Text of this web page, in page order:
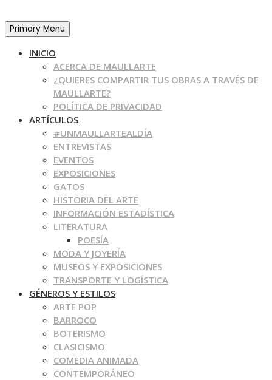
Primary Menu
INICIO
ACERCA DE MAULLARTE
¿QUIERES COMPARTIR TUS OBRAS A TRAVÉS DE
MAULLARTE?
POLÍTICA DE PRIVACIDAD
ARTÍCULOS
#UNMAULLARTEALDÍA
ENTREVISTAS
EVENTOS
EXPOSICIONES
GATOS
HISTORIA DEL ARTE
INFORMACIÓN ESTADÍSTICA
LITERATURA
POESÍA
MODA Y JOYERÍA
MUSEOS Y EXPOSICIONES
TRANSPORTE Y LOGÍSTICA
GÉNEROS Y ESTILOS
ARTE POP
BARROCO
BOTERISMO
CLASICISMO
COMEDIA ANIMADA
CONTEMPORÁNEO